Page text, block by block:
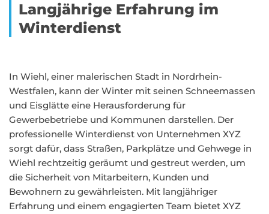
Langjährige Erfahrung im
Winterdienst
In Wiehl, einer malerischen Stadt in Nordrhein-
Westfalen, kann der Winter mit seinen Schneemassen
und Eisglätte eine Herausforderung für
Gewerbebetriebe und Kommunen darstellen. Der
professionelle Winterdienst von Unternehmen XYZ
sorgt dafür, dass Straßen, Parkplätze und Gehwege in
Wiehl rechtzeitig geräumt und gestreut werden, um
die Sicherheit von Mitarbeitern, Kunden und
Bewohnern zu gewährleisten. Mit langjähriger
Erfahrung und einem engagierten Team bietet XYZ